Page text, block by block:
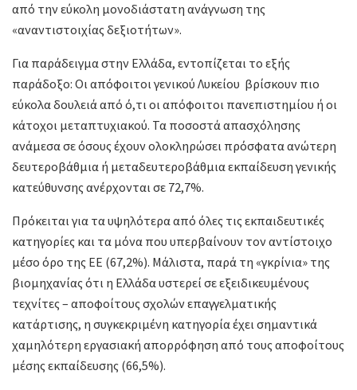
από την εύκολη μονοδιάστατη ανάγνωση της
«αναντιστοιχίας δεξιοτήτων».
Για παράδειγμα στην Ελλάδα, εντοπίζεται το εξής
παράδοξο: Οι απόφοιτοι γενικού Λυκείου βρίσκουν πιο
εύκολα δουλειά από ό,τι οι απόφοιτοι πανεπιστημίου ή οι
κάτοχοι μεταπτυχιακού. Τα ποσοστά απασχόλησης
ανάμεσα σε όσους έχουν ολοκληρώσει πρόσφατα ανώτερη
δευτεροβάθμια ή μεταδευτεροβάθμια εκπαίδευση γενικής
κατεύθυνσης ανέρχονται σε 72,7%.
Πρόκειται για τα υψηλότερα από όλες τις εκπαιδευτικές
κατηγορίες και τα μόνα που υπερβαίνουν τον αντίστοιχο
μέσο όρο της ΕΕ (67,2%). Μάλιστα, παρά τη «γκρίνια» της
βιομηχανίας ότι η Ελλάδα υστερεί σε εξειδικευμένους
τεχνίτες – αποφοίτους σχολών επαγγελματικής
κατάρτισης, η συγκεκριμένη κατηγορία έχει σημαντικά
χαμηλότερη εργασιακή απορρόφηση από τους αποφοίτους
μέσης εκπαίδευσης (66,5%).